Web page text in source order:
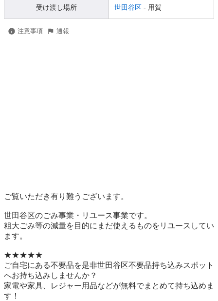
受け渡し場所 世田谷区 - 用賀
注意事項 通報
ご覧いただき有り難うございます。
世⽥⾕区のごみ事業・リユース事業です。
粗⼤ごみ等の減量を⽬的にまだ使えるものをリユースしてい
ます。
★★★★★
ご自宅にある不要品を是非世田谷区不要品持ち込みスポット
へお持ち込みしませんか？
家電や家具、レジャー用品などが無料でまとめて持ち込めま
す！